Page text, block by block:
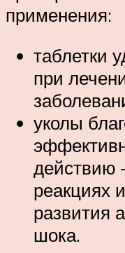
применения:
таблетки
при
уколы
действию
реакциях
развития
шока.